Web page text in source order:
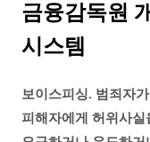
금융감독원
시스템
보이스피싱. 범죄자
피해자에게 허위사